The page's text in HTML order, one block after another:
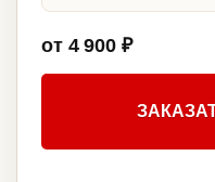
от 4 900 ₽